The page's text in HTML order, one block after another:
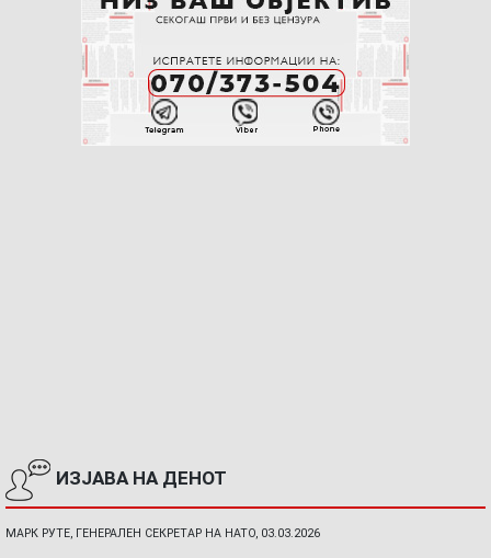
ИЗЈАВА НА ДЕНОТ
МАРК РУТЕ, ГЕНЕРАЛЕН СЕКРЕТАР НА НАТО, 03.03.2026